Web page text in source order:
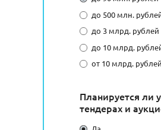
до 500 млн.
до 3 млрд. рублей
до 10 млрд.
от 10 млрд. рублей
Планируется ли
тендерах и